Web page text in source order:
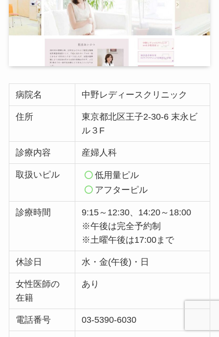
病院名 中野レディースクリニック
住所
東京都北区王子2-30-6 末永ビ
ル３F
診療内容 産婦人科
取扱いピル
低用量ピル
アフターピル
診療時間
9:15～12:30、14:20～18:00
※午後は完全予約制
※土曜午後は17:00まで
休診日 水・金(午後)・日
女性医師の
在籍
あり
電話番号 03-5390-6030